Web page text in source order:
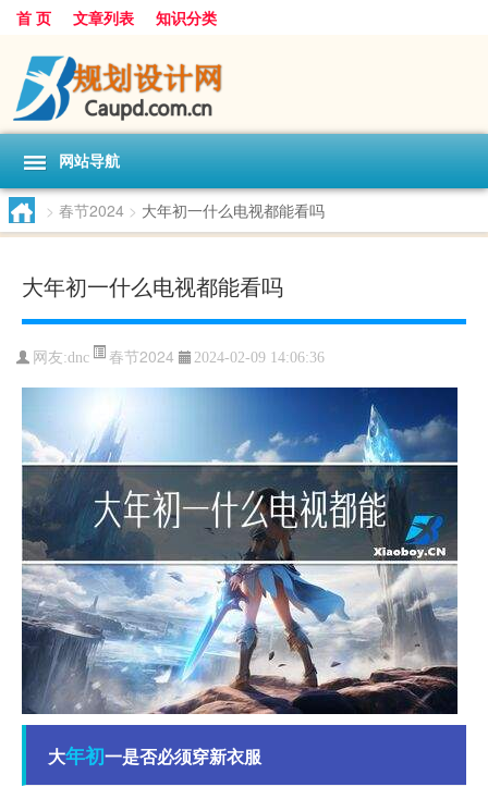
首 页 文章列表 知识分类
网站导航
> 春节2024 > 大年初一什么电视都能看吗
大年初一什么电视都能看吗
网友:dnc 春节2024 2024-02-09 14:06:36
大年初一是否必须穿新衣服